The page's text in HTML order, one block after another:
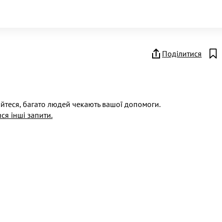
Поділитися
багато людей чекають вашої допомоги.
інші запити.